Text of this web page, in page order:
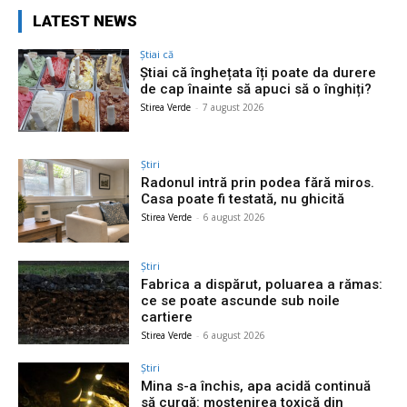
LATEST NEWS
Știai că
Știai că înghețata îți poate da durere
de cap înainte să apuci să o înghiți?
Stirea Verde - 7 august 2026
Știri
Radonul intră prin podea fără miros.
Casa poate fi testată, nu ghicită
Stirea Verde - 6 august 2026
Știri
Fabrica a dispărut, poluarea a rămas:
ce se poate ascunde sub noile
cartiere
Stirea Verde - 6 august 2026
Știri
Mina s-a închis, apa acidă continuă
să curgă: moștenirea toxică din